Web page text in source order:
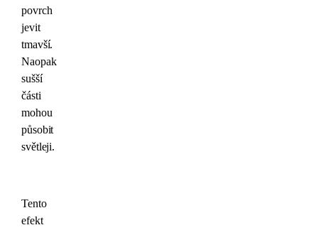
povrch
jevit
tmavší.
Naopak
sušší
části
mohou
působit
světleji.
Tento
efekt